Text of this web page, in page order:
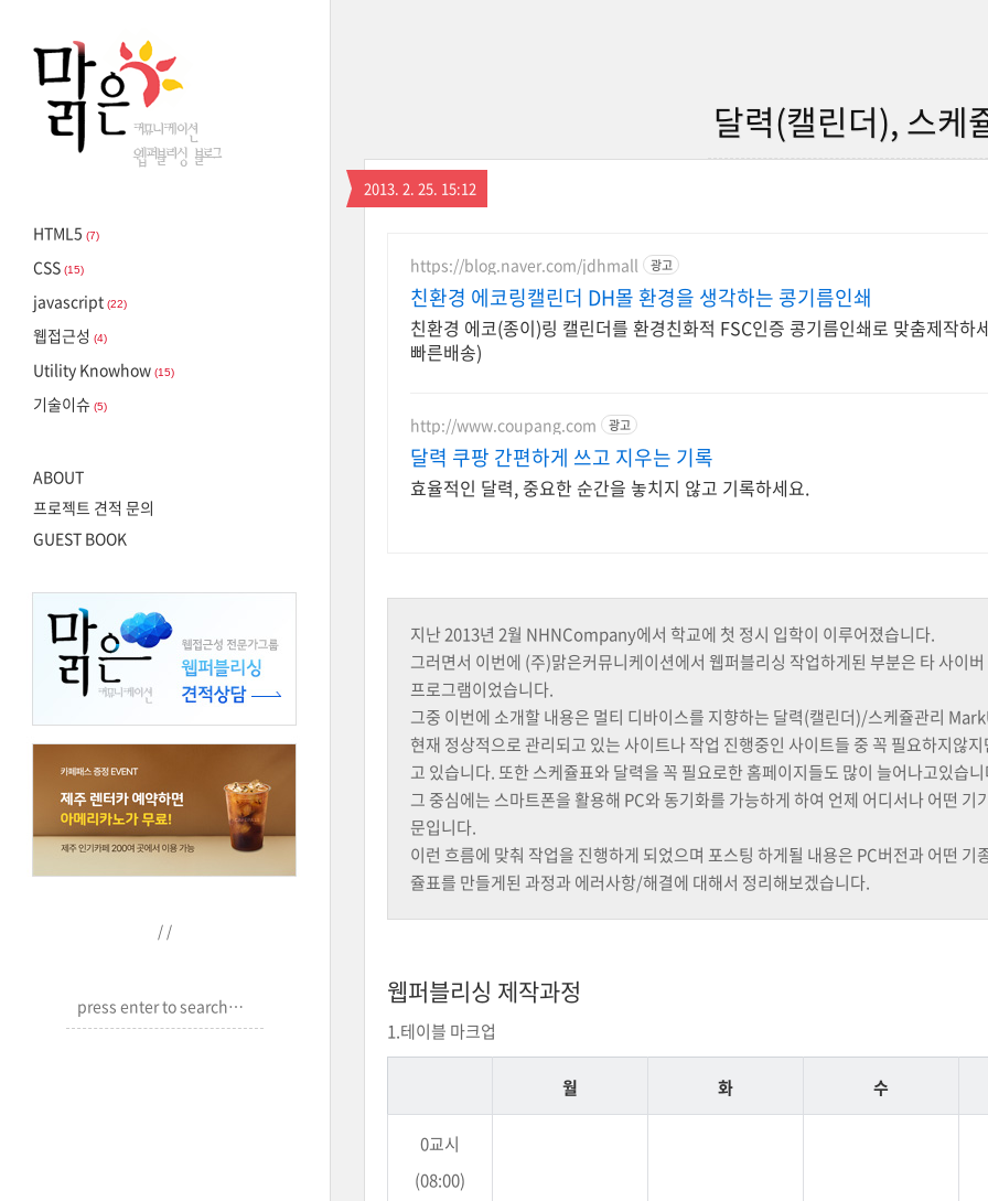
HTML5 (7)
CSS (15)
javascript (22)
웹접근성 (4)
Utility Knowhow (15)
기술이슈 (5)
ABOUT
프로젝트 견적 문의
GUEST BOOK
/ /
달력(캘린더), 스케
2013. 2. 25. 15:12
https://blog.naver.com/jdhmall 광고
친환경 에코링캘린더 DH몰 환경을 생각하는 콩기름인쇄
친환경 에코(종이)링 캘린더를 환경친화적 FSC인증 콩기름인쇄로 맞춤제작하
빠른배송)
http://www.coupang.com 광고
달력 쿠팡 간편하게 쓰고 지우는 기록
효율적인 달력, 중요한 순간을 놓치지 않고 기록하세요.
지난 2013년 2월 NHNCompany에서 학교에 첫 정시 입학이 이루어졌습니다.
그러면서 이번에 (주)맑은커뮤니케이션에서 웹퍼블리싱 작업하게된 부분은 타 사이
프로그램이었습니다.
그중 이번에 소개할 내용은 멀티 디바이스를 지향하는 달력(캘린더)/스케쥴관리
현재 정상적으로 관리되고 있는 사이트나 작업 진행중인 사이트들 중 꼭 필요하지않
고 있습니다. 또한 스케쥴표와 달력을 꼭 필요로한 홈페이지들도 많이 늘어나고있습
그 중심에는 스마트폰을 활용해 PC와 동기화를 가능하게 하여 언제 어디서나 어떤
문입니다.
이런 흐름에 맞춰 작업을 진행하게 되었으며 포스팅 하게될 내용은 PC버전과 어떤
쥴표를 만들게된 과정과 에러사항/해결에 대해서 정리해보겠습니다.
웹퍼블리싱 제작과정
1.테이블 마크업
월 화 수
0교시
(08:00)